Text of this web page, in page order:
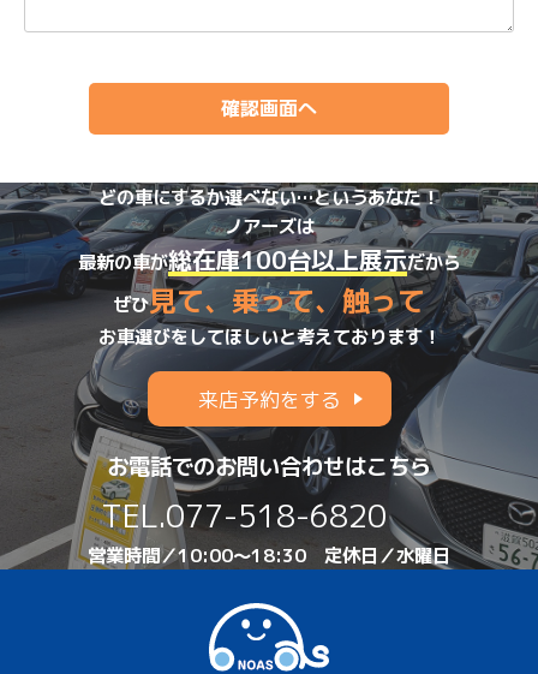
どの車にするか選べない…というあなた！
ノアーズは
最新の車が総在庫100台以上展示だから
ぜひ見て、乗って、触って
お車選びをしてほしいと考えております！
来店予約をする
お電話でのお問い合わせはこちら
TEL.077-518-6820
営業時間／10:00～18:30 定休日／水曜日